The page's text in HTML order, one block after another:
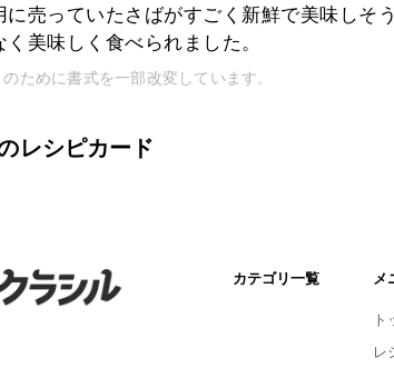
に売っていたさばがすごく新鮮で美味しそ
美味しく食べられました。
ために書式を一部改変しています。
レシピカード
カテゴリ一覧 メ
ト
レ